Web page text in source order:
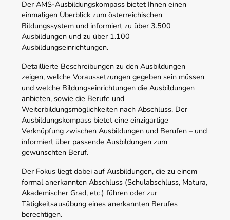
Der AMS-Ausbildungskompass bietet Ihnen einen
einmaligen Überblick zum österreichischen
Bildungssystem und informiert zu über 3.500
Ausbildungen und zu über 1.100
Ausbildungseinrichtungen.
Detaillierte Beschreibungen zu den Ausbildungen
zeigen, welche Voraussetzungen gegeben sein müssen
und welche Bildungseinrichtungen die Ausbildungen
anbieten, sowie die Berufe und
Weiterbildungsmöglichkeiten nach Abschluss. Der
Ausbildungskompass bietet eine einzigartige
Verknüpfung zwischen Ausbildungen und Berufen – und
informiert über passende Ausbildungen zum
gewünschten Beruf.
Der Fokus liegt dabei auf Ausbildungen, die zu einem
formal anerkannten Abschluss (Schulabschluss, Matura,
Akademischer Grad, etc.) führen oder zur
Tätigkeitsausübung eines anerkannten Berufes
berechtigen.